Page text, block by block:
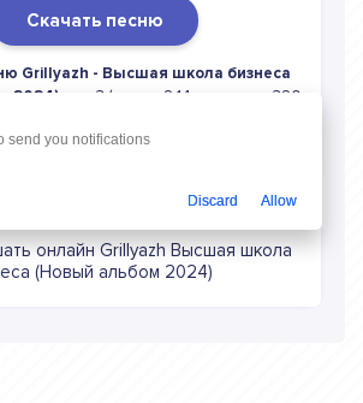
Скачать песню
Grillyazh - Высшая школа бизнеса
2024) в mp3 (длина: 2:14, качество: 320
или слушать музыку в режиме онлайн
онлайн Grillyazh Высшая школа
(Новый альбом 2024)
send you notifications
Discard Allow